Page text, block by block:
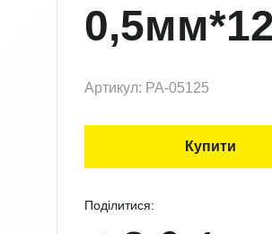
Артикул: PA-05125
Купити
Поділитися: